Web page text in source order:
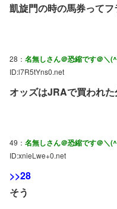
凱旋門の時の馬券って
28： 名無しさん＠恐縮です＠＼
ID:l7R5tYns0.net
オッズはJRAで買われた
49： 名無しさん＠恐縮です＠＼
ID:xnieLwe+0.net
>>28
そう